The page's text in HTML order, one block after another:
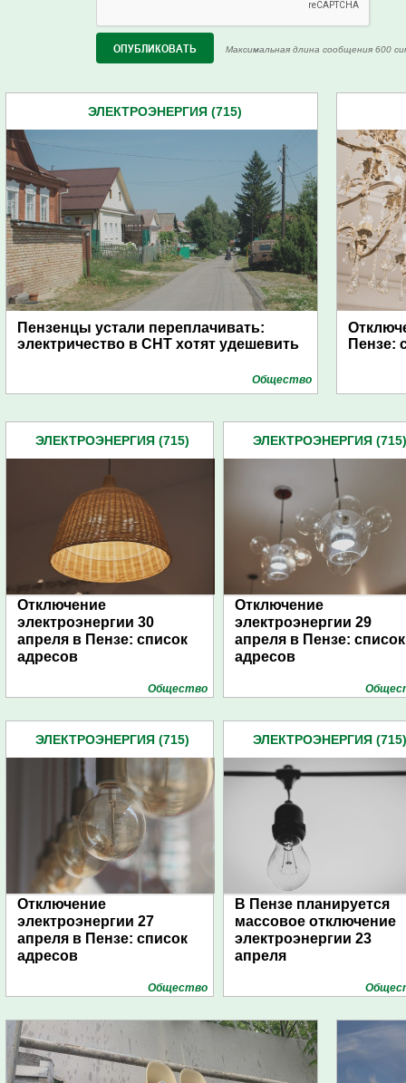
Максимальная длина сообщения 600
ЭЛЕКТРОЭНЕРГИЯ (715)
Пензенцы устали переплачивать:
электричество в СНТ хотят удешевить
Общество
Пензе:
ЭЛЕКТРОЭНЕРГИЯ (715)
Отключение
электроэнергии 30
апреля в Пензе: список
адресов
Общество
ЭЛЕКТРОЭНЕРГИЯ (715)
Отключение
электроэнергии 29
апреля в Пензе: список
адресов
ЭЛЕКТРОЭНЕРГИЯ (715)
Отключение
электроэнергии 27
апреля в Пензе: список
адресов
Общество
ЭЛЕКТРОЭНЕРГИЯ (715)
В Пензе планируется
массовое отключение
электроэнергии 23
апреля